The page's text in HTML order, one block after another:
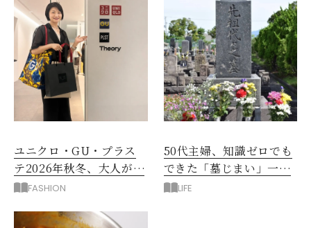
ユニクロ・GU・プラス
テ2026年秋冬、大人が着
たい新作服は？
FASHION
50代主婦、知識ゼロでも
できた「墓じまい」一つ
後悔したのは、ある順
LIFE